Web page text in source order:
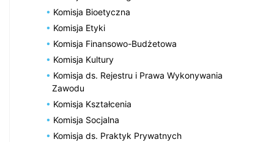
Komisja Bioetyczna
Komisja Etyki
Komisja Finansowo-Budżetowa
Komisja Kultury
Komisja ds. Rejestru i Prawa Wykonywania
Zawodu
Komisja Kształcenia
Komisja Socjalna
Komisja ds. Praktyk Prywatnych